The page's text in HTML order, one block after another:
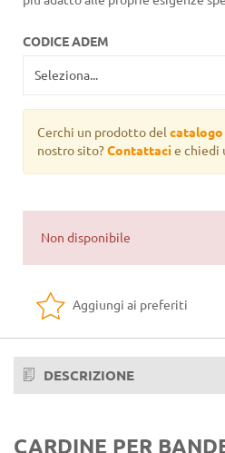
CODICE ADEM
Cerchi un prodotto del catalogo
nostro sito?Contattacie chiedi
Non disponibile
Aggiungi ai preferiti
DESCRIZIONE
CARDINE PER